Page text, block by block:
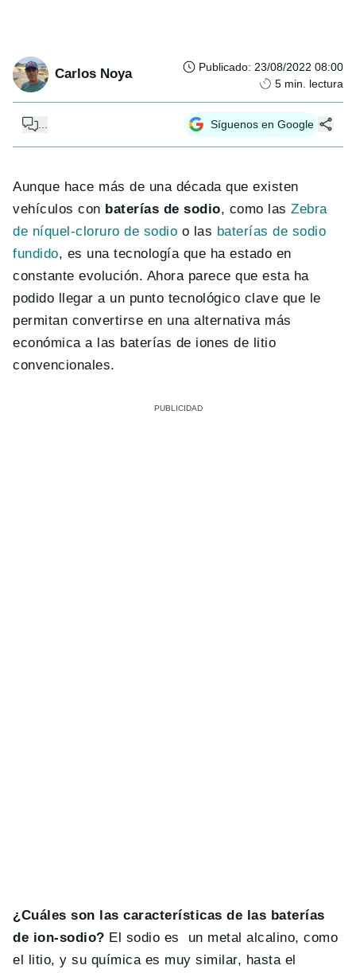
Carlos Noya Publicado: 23/08/2022 08:00
5 min. lectura
Síguenos en Google
Aunque hace más de una década que existen
vehículos con baterías de sodio, como lasZebra
de níquel-cloruro de sodio o las baterías de sodio
fundido, es una tecnología que ha estado en
constante evolución. Ahora parece que esta ha
podido llegar a un punto tecnológico clave que le
permitan convertirse en una alternativa más
económica a las baterías de iones de litio
convencionales.
¿Cuáles son las características de las baterías
de ion-sodio? El sodio es un metal alcalino, como
el litio, y su química es muy similar, hasta el